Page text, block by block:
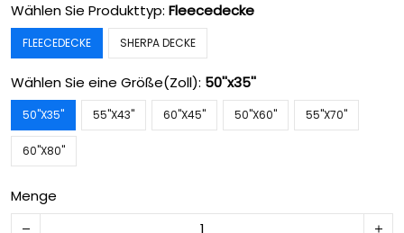
Wählen Sie Produkttyp: Fleecedecke
FLEECEDECKE SHERPA DECKE
Wählen Sie eine Größe(Zoll): 50''x35''
50''X35'' 55''X43'' 60''X45'' 50''X60'' 55''X70''
60''X80''
Menge